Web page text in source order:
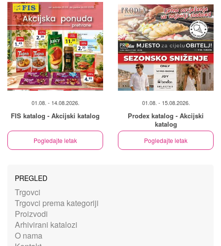
01.08. - 14.08.2026.
FIS katalog - Akcijski katalog
Pogledajte letak
01.08. - 15.08.2026.
Prodex katalog - Akcijski
katalog
Pogledajte letak
PREGLED
Trgovci
Trgovci prema kategoriji
Proizvodi
Arhivirani katalozi
O nama